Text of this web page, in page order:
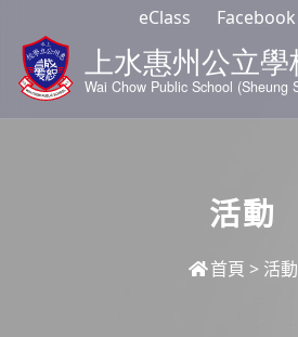
eClass Facebook
活動
首頁 > 活動